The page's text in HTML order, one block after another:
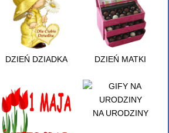
DZIEŃ DZIADKA DZIEŃ MATKI
NA URODZINY